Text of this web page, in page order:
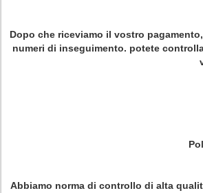
Dopo che riceviamo il vostro
numeri di inseguimento. potete
Abbiamo norma di controllo di alta